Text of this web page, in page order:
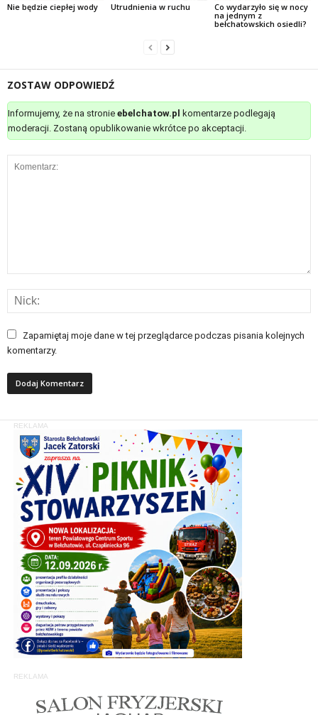
Nie będzie ciepłej wody Utrudnienia w ruchu
Co wydarzyło się w nocy
na jednym z
bełchatowskich osiedli?
ZOSTAW ODPOWIEDŹ
Informujemy, że na stronie ebelchatow.pl komentarze podlegają
moderacji. Zostaną opublikowanie wkrótce po akceptacji.
Zapamiętaj moje dane w tej przeglądarce podczas pisania kolejnych
komentarzy.
REKLAMA
REKLAMA